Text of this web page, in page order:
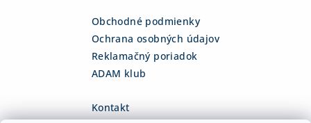
Obchodné podmienky
Ochrana osobných údajov
Reklamačný poriadok
ADAM klub
Kontakt